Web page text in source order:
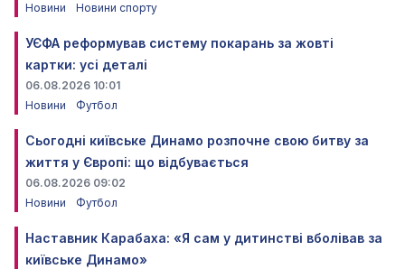
Новини
Новини спорту
УЄФА реформував систему покарань за жовті
картки: усі деталі
06.08.2026 10:01
Новини
Футбол
Сьогодні київське Динамо розпочне свою битву за
життя у Європі: що відбувається
06.08.2026 09:02
Новини
Футбол
Наставник Карабаха: «Я сам у дитинстві вболівав за
київське Динамо»